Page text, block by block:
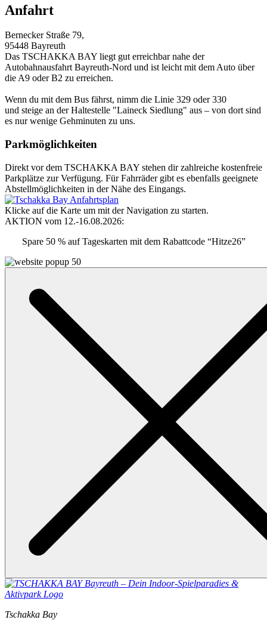
Anfahrt
Bernecker Straße 79,
95448 Bayreuth
Das TSCHAKKA BAY liegt gut erreichbar nahe der
Autobahnausfahrt Bayreuth-Nord und ist leicht mit dem Auto über
die A9 oder B2 zu erreichen.
Wenn du mit dem Bus fährst, nimm die Linie 329 oder 330
und steige an der Haltestelle "Laineck Siedlung" aus – von dort sind
es nur wenige Gehminuten zu uns.
Parkmöglichkeiten
Direkt vor dem TSCHAKKA BAY stehen dir zahlreiche kostenfreie
Parkplätze zur Verfügung. Für Fahrräder gibt es ebenfalls geeignete
Abstellmöglichkeiten in der Nähe des Eingangs.
Klicke auf die Karte um mit der Navigation zu starten.
AKTION vom 12.-16.08.2026:
Spare 50 % auf Tageskarten mit dem Rabattcode “Hitze26”
Tschakka Bay